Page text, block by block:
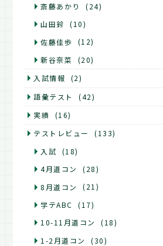
斎藤あかり
(24)
山田鈴
(10)
佐藤佳歩
(12)
新谷奈菜
(20)
入試情報
(2)
語彙テスト
(42)
実績
(16)
テストレビュー
(133)
入試
(18)
4月道コン
(28)
8月道コン
(21)
学テABC
(17)
10-11月道コン
(18)
1-2月道コン
(30)